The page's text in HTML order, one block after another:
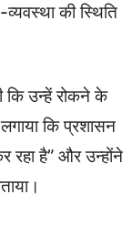
की स्थिति
कि उन्हें रोकने के
कि प्रशासन
रहा है” और उन्होंने